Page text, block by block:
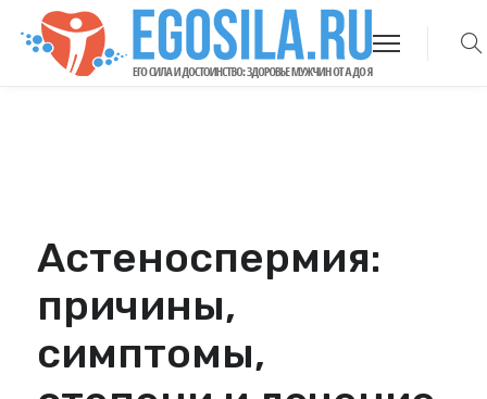
Астеноспермия:
причины,
симптомы,